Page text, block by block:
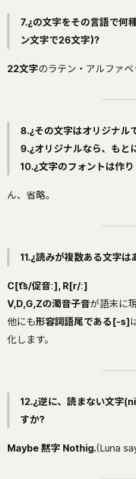
7.¿の文字をその言語で何
ン文字で26文字)?
22文字のラテン・アルファベ
8.¿その文字はオリジナル
9.¿オリジナルなら、もと
10.¿文字のフォントは作
ん、省略。
11.¿読みが複数ある文字は
C[t͡s/促音ː], R[r/ː]
V,D,G,Zの濁音子音が語末に
他にも形容詞語尾である[-s]
化します。
12.¿逆に、読まない文字
すか?
Maybe 黙字 Nothig.(Luna